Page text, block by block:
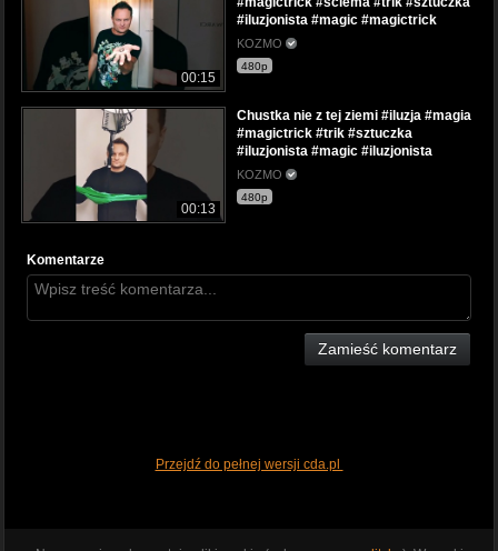
00:15
#iluzjonista #magic #magictrick
KOZMO
480p
00:13
Chustka nie z tej ziemi #iluzja #magia
#magictrick #trik #sztuczka
#iluzjonista #magic #iluzjonista
KOZMO
480p
Komentarze
Zamieść komentarz
Przejdź do pełnej wersji cda.pl